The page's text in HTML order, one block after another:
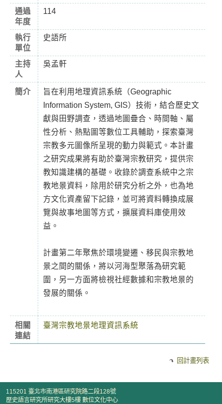
通過
年度
114
執行
單位
史語所
主持
人
吳孟軒
簡介
旨在利用地理資訊系統（Geographic
Information System, GIS）技術，結合歷史文
獻與田野調查，透過地圖疊合、時間軸、屬
性分析、熱點圖等數位工具輔助，探索臺灣
宗教多元圖像所呈現的動力與範式。本計畫
之研究成果將有助於臺灣宗教研究，提供宗
教知識建構的基礎。收錄於調查系統中之宗
教地景資料，除用於研究分析之外，也為地
方文化資產留下記錄，並可將資料轉換成展
覽與故事地圖等方式，擴展資料庫使用效
益。
計畫第二年聚焦於環境變遷、移民與宗教地
景之間的關係，將以河海型聚落為研究範
圍，另一方面將檢視社經數據和宗教地景的
發展的關係。
相關
連結
臺灣宗教地景地理資訊系統
回計畫列表
115201 臺北市南港區研究院路二段128號
歷史語言研究所研究大樓5樓 數位文化中心